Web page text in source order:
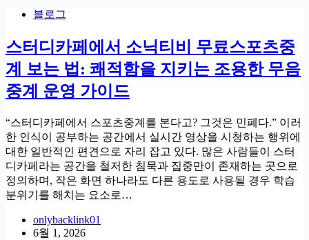
블로그
스터디카페에서 소닉티비 무료스포츠중
계 보는 법: 쾌적함을 지키는 조용한 무음
중계 운영 가이드
“스터디카페에서 스포츠중계를 본다고? 그것은 민폐다.” 이러
한 인식이 공부하는 공간에서 실시간 영상을 시청하는 행위에
대한 일반적인 편견으로 자리 잡고 있다. 많은 사람들이 스터
디카페라는 공간을 철저한 침묵과 집중만이 존재하는 곳으로
정의하며, 작은 화면 하나라도 다른 용도로 사용될 경우 학습
분위기를 해치는 요소로…
onlybacklink01
6월 1, 2026